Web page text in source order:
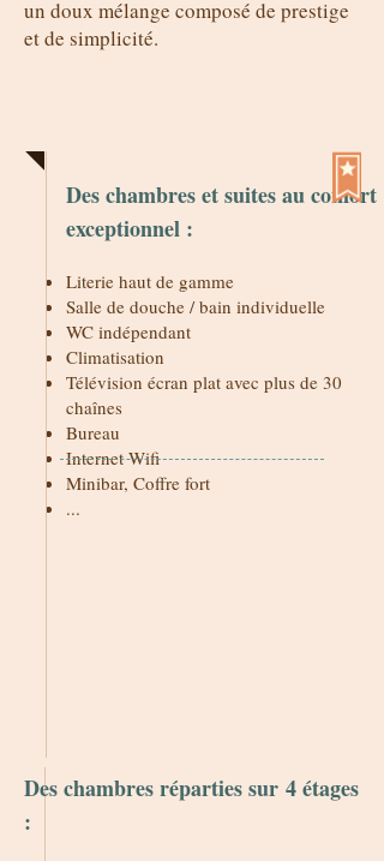
un doux mélange composé de prestige
et de simplicité.
Des chambres et suites au confort
exceptionnel :
Literie haut de gamme
Salle de douche / bain individuelle
WC indépendant
Climatisation
Télévision écran plat avec plus de 30
chaînes
Bureau
Internet Wifi
Minibar, Coffre fort
...
Des chambres réparties sur 4 étages
: